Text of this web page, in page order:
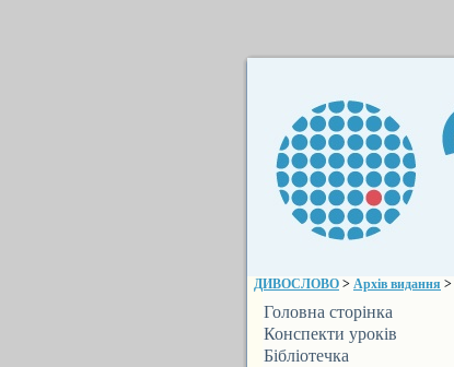
ДИВОСЛОВО > Архів видання >
Головна сторінка
Конспекти уроків
Бібліотечка